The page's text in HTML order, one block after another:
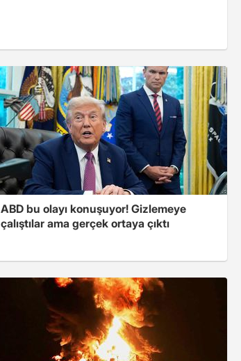
ABD bu olayı konuşuyor! Gizlemeye
çalıştılar ama gerçek ortaya çıktı